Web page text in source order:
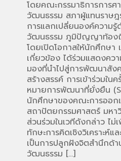
โดยคณะกรรมาธิการการศ
วัฒนธรรม สภาผู้แทนราษฎ
การแลกเปลี่ยนองค์ความรู้
วัฒนธรรม ภูมิปัญญาท้องถิ่
โดยเปิดโอกาสให้นักศึกษา
เกี่ยวข้อง ได้ร่วมแสดงคว
มองที่นำไปสู่การพัฒนาสัง
สร้างสรรค์ การเข้าร่วมใน
หมายการพัฒนาที่ยั่งยืน
นักศึกษาของคณะการออก
สถาปัตยกรรมศาสตร์ มห
ส่วนร่วมในเวทีดังกล่าว ไม่
ทักษะการคิดเชิงวิเคราะห์แ
เป็นการปลูกฝังจิตสำนึกด้
วัฒนธรรม […]